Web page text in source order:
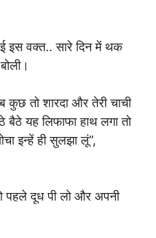
इस वक्त.. सारे दिन में थक
कुछ तो शारदा और तेरी चाची
बैठे यह लिफाफा हाथ लगा तो
इन्हें ही सुलझा लूं”,
पहले दूध पी लो और अपनी